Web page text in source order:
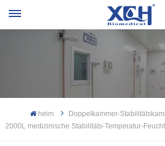
heim
Doppelkammer-
2000L medizinische Stabilitäts-Temperatur-